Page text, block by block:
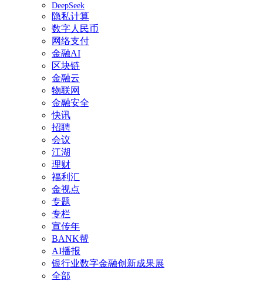
DeepSeek
隐私计算
数字人民币
网络支付
金融AI
区块链
金融云
物联网
金融安全
快讯
招聘
会议
江湖
理财
福利汇
金视点
专题
专栏
宣传年
BANK帮
AI播报
银行业数字金融创新成果展
全部